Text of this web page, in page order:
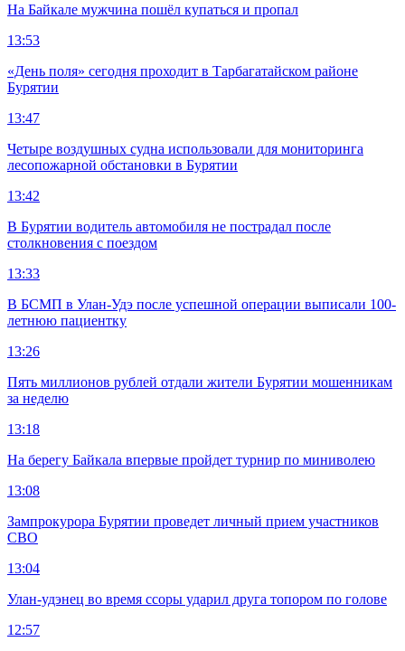
На Байкале мужчина пошёл купаться и пропал
13:53
«День поля» сегодня проходит в Тарбагатайском районе
Бурятии
13:47
Четыре воздушных судна использовали для мониторинга
лесопожарной обстановки в Бурятии
13:42
В Бурятии водитель автомобиля не пострадал после
столкновения с поездом
13:33
В БСМП в Улан-Удэ после успешной операции выписали 100-
летнюю пациентку
13:26
Пять миллионов рублей отдали жители Бурятии мошенникам
за неделю
13:18
На берегу Байкала впервые пройдет турнир по миниволею
13:08
Зампрокурора Бурятии проведет личный прием участников
СВО
13:04
Улан-удэнец во время ссоры ударил друга топором по голове
12:57